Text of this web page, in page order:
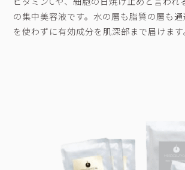
の集中美容液です。水の層も脂質の層も
を使わずに有効成分を肌深部まで届けます